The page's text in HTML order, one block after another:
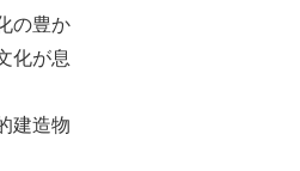
の豊か
化が息
建造物